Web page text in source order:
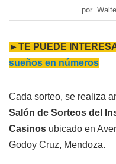
por
►TE PUEDE
sueños en números
Cada sorteo, se realiza
Salón de Sorteos del
Casinos ubicado en
Godoy Cruz, Mendoza.